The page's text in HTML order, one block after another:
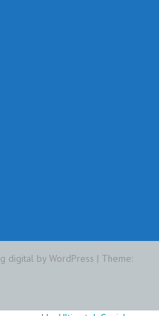
digital by WordPress | Theme: